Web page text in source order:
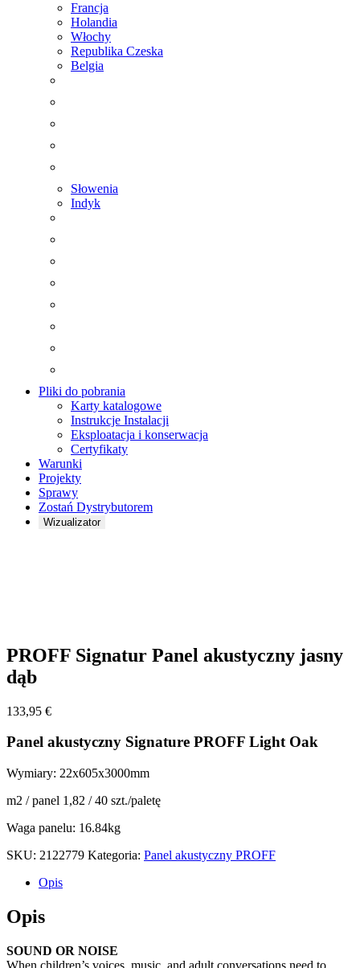
Francja
Holandia
Włochy
Republika Czeska
Belgia
Słowenia
Indyk
Pliki do pobrania
Karty katalogowe
Instrukcje Instalacji
Eksploatacja i konserwacja
Certyfikaty
Warunki
Projekty
Sprawy
Zostań Dystrybutorem
Wizualizator
PROFF Signatur Panel akustyczny jasny
dąb
133,95 €
Panel akustyczny Signature PROFF Light Oak
Wymiary: 22x605x3000mm
m2 / panel 1,82 / 40 szt./paletę
Waga panelu: 16.84kg
SKU: 2122779 Kategoria: Panel akustyczny PROFF
Opis
Opis
SOUND OR NOISE
When children’s voices, music, and adult conversations need to